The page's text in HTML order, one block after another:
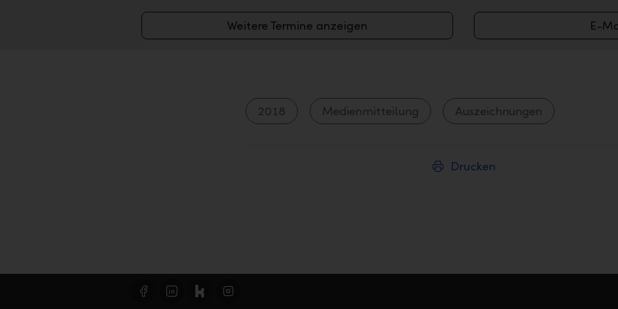
Weitere Termine anzeigen E-
2018 Medienmitteilung Auszeichnungen
Drucken